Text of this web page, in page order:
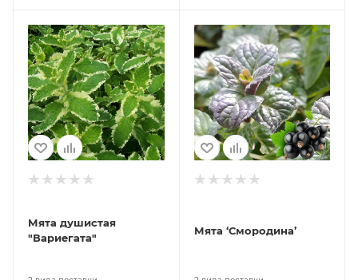
Мята душистая
"Вариегата"
Мята ‘Смородина’